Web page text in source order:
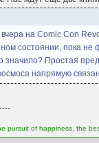
на Comic Con
состоянии, пока не
значило? Простая
напрямую
pursuit of happiness, the